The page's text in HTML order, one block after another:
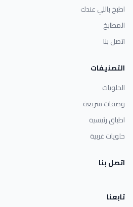
اطبخ باللي عندك
المطابخ
اتصل بنا
التصنيفات
الحلويات
وصفات سريعة
اطباق رئيسية
حلويات غربية
اتصل بنا
تابعنا